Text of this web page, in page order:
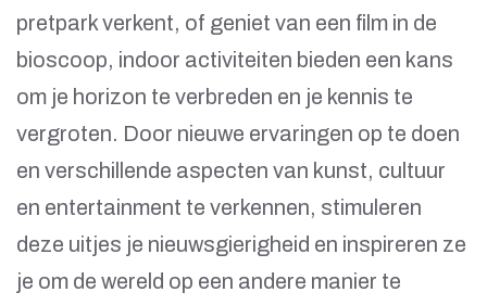
pretpark verkent, of geniet van een film in de
bioscoop, indoor activiteiten bieden een kans
om je horizon te verbreden en je kennis te
vergroten. Door nieuwe ervaringen op te doen
en verschillende aspecten van kunst, cultuur
en entertainment te verkennen, stimuleren
deze uitjes je nieuwsgierigheid en inspireren ze
je om de wereld op een andere manier te